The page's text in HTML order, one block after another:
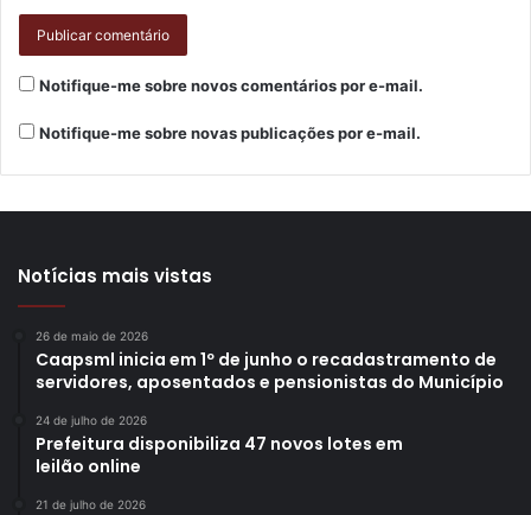
Notifique-me sobre novos comentários por e-mail.
Notifique-me sobre novas publicações por e-mail.
Notícias mais vistas
26 de maio de 2026
Caapsml inicia em 1º de junho o recadastramento de
servidores, aposentados e pensionistas do Município
24 de julho de 2026
Prefeitura disponibiliza 47 novos lotes em
leilão online
21 de julho de 2026